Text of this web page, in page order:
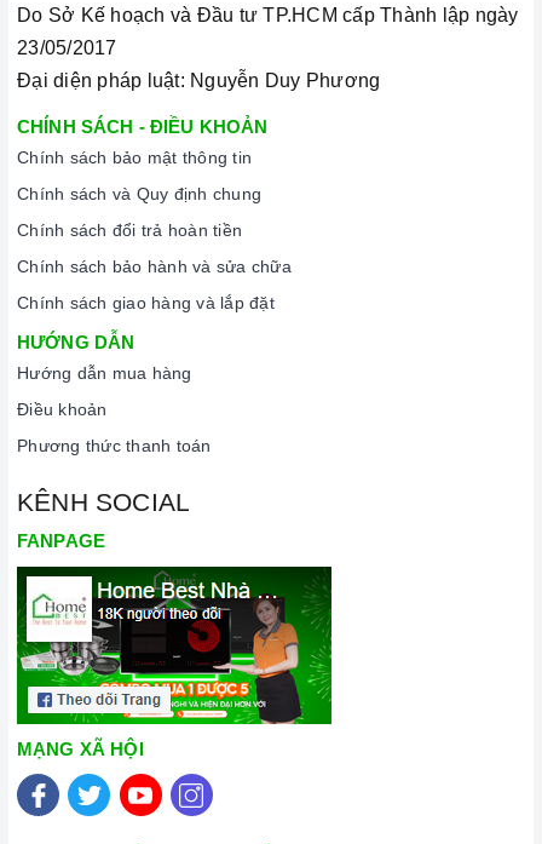
Do Sở Kế hoạch và Đầu tư TP.HCM cấp Thành lập ngày
23/05/2017
Đại diện pháp luật: Nguyễn Duy Phương
CHÍNH SÁCH - ĐIỀU KHOẢN
Chính sách bảo mật thông tin
Chính sách và Quy định chung
Chính sách đổi trả hoàn tiền
Chính sách bảo hành và sửa chữa
Chính sách giao hàng và lắp đặt
HƯỚNG DẪN
Hướng dẫn mua hàng
Điều khoản
Phương thức thanh toán
KÊNH SOCIAL
FANPAGE
MẠNG XÃ HỘI